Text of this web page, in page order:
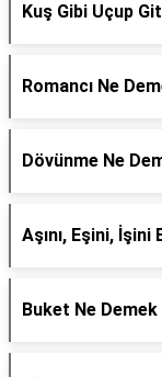
Kuş Gibi Uçup
Romancı Ne
Dövünme Ne
Aşını, Eşini, İşini
Buket Ne Demek